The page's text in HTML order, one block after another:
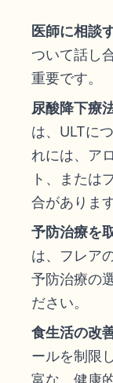
医師に相談
ついて話し
重要です。
尿酸降下療
は、ULTに
れには、ア
ト、または
合があります
予防治療を
は、フレア
予防治療の
ださい。
食生活の改
ールを制限
富な、健康